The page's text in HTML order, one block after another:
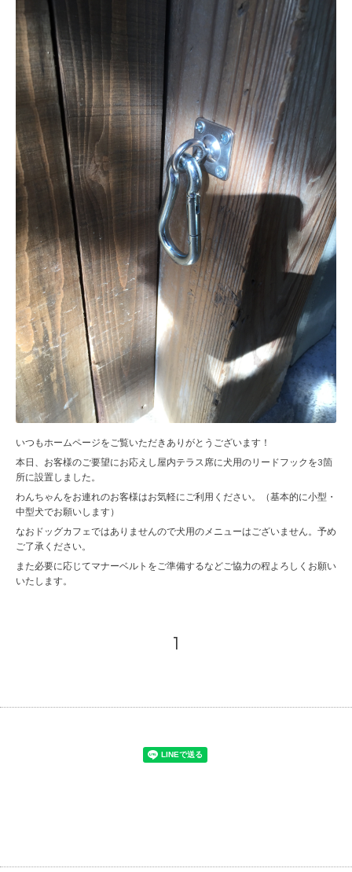
いつもホームページをご覧いただきありがとうございます！
本日、お客様のご要望にお応えし屋内テラス席に犬用のリードフックを3箇
所に設置しました。
わんちゃんをお連れのお客様はお気軽にご利用ください。（基本的に小型・
中型犬でお願いします）
なおドッグカフェではありませんので犬用のメニューはございません。予め
ご了承ください。
また必要に応じてマナーベルトをご準備するなどご協力の程よろしくお願い
いたします。
1